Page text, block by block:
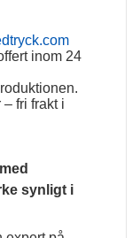
inom 24
fri frakt i
synligt i